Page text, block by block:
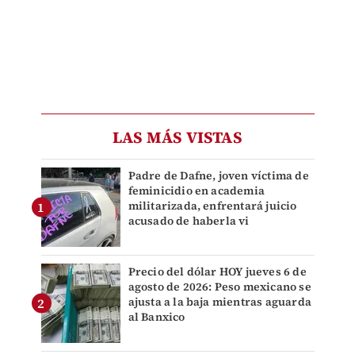
LAS MÁS VISTAS
Padre de Dafne, joven víctima de
feminicidio en academia
militarizada, enfrentará juicio
acusado de haberla vi
Precio del dólar HOY jueves 6 de
agosto de 2026: Peso mexicano se
ajusta a la baja mientras aguarda
al Banxico